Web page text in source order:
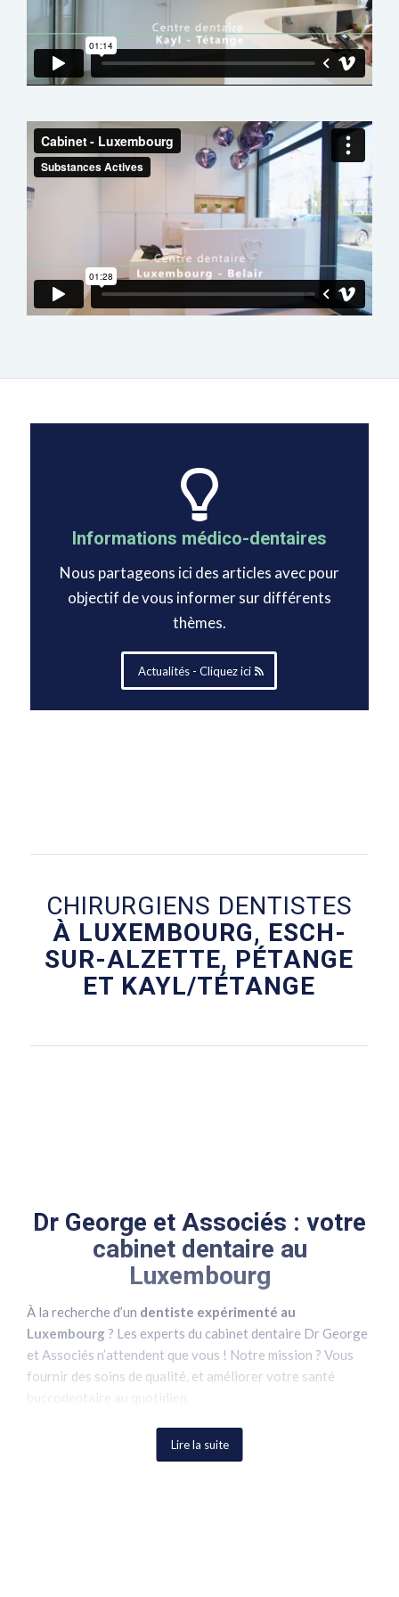
Informations médico-dentaires
Nous partageons ici des articles avec pour
objectif de vous informer sur différents
thèmes.
Actualités - Cliquez ici
CHIRURGIENS DENTISTES
À LUXEMBOURG, ESCH-
SUR-ALZETTE, PÉTANGE
ET KAYL/TÉTANGE
Dr George et Associés : votre
cabinet dentaire au
Luxembourg
À la recherche d’un dentiste expérimenté au
Luxembourg ? Les experts du cabinet dentaire Dr George
et Associés n’attendent que vous ! Notre mission ? Vous
fournir des soins de qualité, et améliorer votre santé
buccodentaire au quotidien.
Prévention et suivi sont essentiels pour maintenir une
bonne santé dentaire : notre équipe qualifiée est à votre
Lire la suite